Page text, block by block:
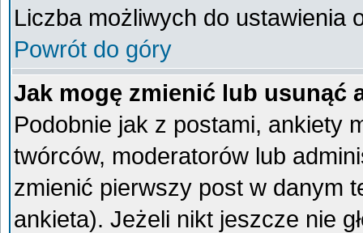
Liczba możliwych do ustawienia
Powrót do góry
Jak mogę zmienić lub usunąć
Podobnie jak z postami, ankiety
twórców, moderatorów lub
zmienić pierwszy post w danym
ankieta). Jeżeli nikt jeszcze nie